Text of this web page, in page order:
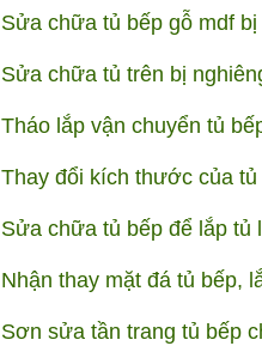
Sửa chữa tủ bếp gỗ mdf
Sửa chữa tủ trên bị
Tháo lắp vận chuyển tủ
Thay đổi kích thước của
Sửa chữa tủ bếp để lắp tủ
Nhận thay mặt đá tủ bếp,
Sơn sửa tần trang tủ bếp